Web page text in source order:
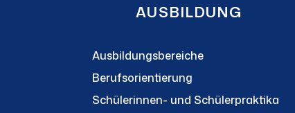
AUSBILDUNG
Ausbildungsbereiche
Berufsorientierung
Schülerinnen- und Schülerpraktika